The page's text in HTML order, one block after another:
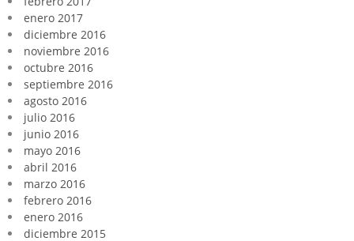
enero 2017
diciembre 2016
noviembre 2016
octubre 2016
septiembre 2016
agosto 2016
julio 2016
junio 2016
mayo 2016
abril 2016
marzo 2016
febrero 2016
enero 2016
diciembre 2015